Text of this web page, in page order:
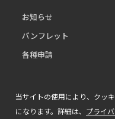
当サイトの使用により、クッ
になります。 詳細は、 プライ
前のページ
お知らせ
パンフレット
各種申請
©2022 Oki